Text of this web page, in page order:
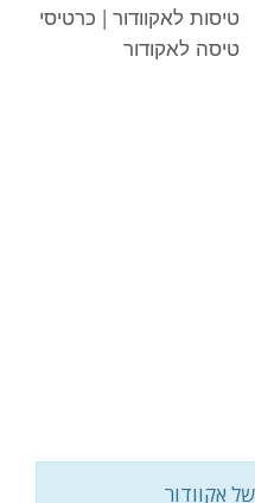
טיסות לאקוודור | כרטיסי
טיסה לאקודור
אקוודור